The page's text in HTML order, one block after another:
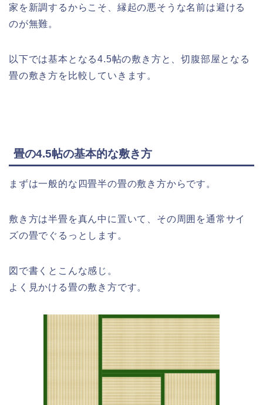
家を新調するからこそ、縁起の悪そうな名前は避ける
のが無難。
以下では基本となる4.5帖の敷き方と、切腹部屋となる
畳の敷き方を比較していきます。
畳の4.5帖の基本的な敷き方
まずは一般的な四畳半の畳の敷き方からです。
敷き方は半畳を真ん中に置いて、その周囲を通常サイ
ズの畳でぐるっとします。
図で書くとこんな感じ。
よく見かける畳の敷き方です。